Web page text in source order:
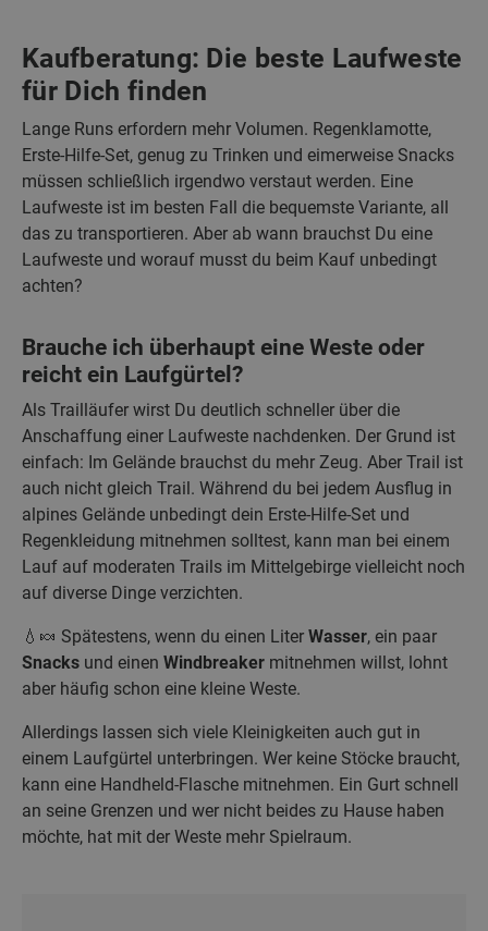
Kaufberatung: Die beste Laufweste
für Dich finden
Lange Runs erfordern mehr Volumen. Regenklamotte,
Erste-Hilfe-Set, genug zu Trinken und eimerweise Snacks
müssen schließlich irgendwo verstaut werden. Eine
Laufweste ist im besten Fall die bequemste Variante, all
das zu transportieren. Aber ab wann brauchst Du eine
Laufweste und worauf musst du beim Kauf unbedingt
achten?
Brauche ich überhaupt eine Weste oder
reicht ein Laufgürtel?
Als Trailläufer wirst Du deutlich schneller über die
Anschaffung einer Laufweste nachdenken. Der Grund ist
einfach: Im Gelände brauchst du mehr Zeug. Aber Trail ist
auch nicht gleich Trail. Während du bei jedem Ausflug in
alpines Gelände unbedingt dein Erste-Hilfe-Set und
Regenkleidung mitnehmen solltest, kann man bei einem
Lauf auf moderaten Trails im Mittelgebirge vielleicht noch
auf diverse Dinge verzichten.
💧🍬 Spätestens, wenn du einen Liter Wasser, ein paar
Snacks und einen Windbreaker mitnehmen willst, lohnt
aber häufig schon eine kleine Weste.
Allerdings lassen sich viele Kleinigkeiten auch gut in
einem Laufgürtel unterbringen. Wer keine Stöcke braucht,
kann eine Handheld-Flasche mitnehmen. Ein Gurt schnell
an seine Grenzen und wer nicht beides zu Hause haben
möchte, hat mit der Weste mehr Spielraum.